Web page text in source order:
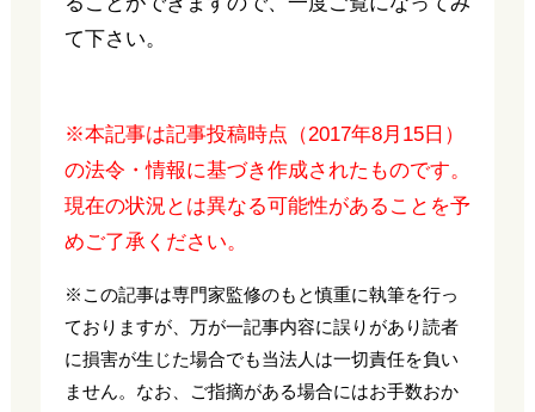
て下さい。
※本記事は記事投稿時点（2017年8月15日）
の法令・情報に基づき作成されたものです。
現在の状況とは異なる可能性があることを予
めご了承ください。
※この記事は専門家監修のもと慎重に執筆を行っ
ておりますが、万が一記事内容に誤りがあり読者
に損害が生じた場合でも当法人は一切責任を負い
ません。なお、ご指摘がある場合にはお手数おか